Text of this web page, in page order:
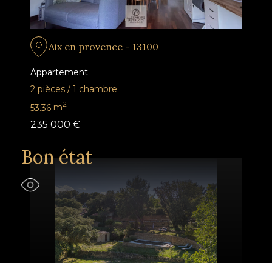
Aix en provence - 13100
Appartement
2 pièces / 1 chambre
53.36 m2
235 000 €
Bon état